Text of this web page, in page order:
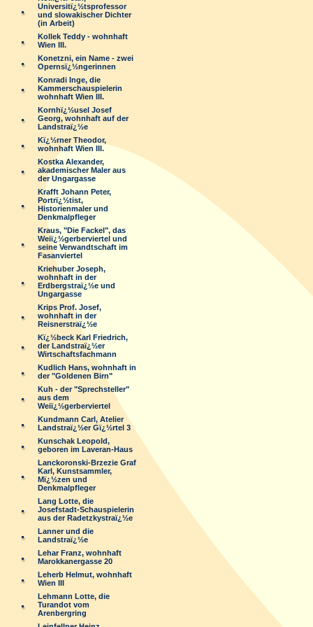
Universitï¿½tsprofessor
und slowakischer Dichter
(in Arbeit)
Kollek Teddy - wohnhaft
Wien III.
Konetzni, ein Name - zwei
Opernsï¿½ngerinnen
Konradi Inge, die
Kammerschauspielerin
wohnhaft Wien III.
Kornhï¿½usel Josef
Georg, wohnhaft auf der
Landstraï¿½e
Kï¿½rner Theodor,
wohnhaft Wien III.
Kostka Alexander,
akademischer Maler aus
der Ungargasse
Krafft Johann Peter,
Portrï¿½tist,
Historienmaler und
Denkmalpfleger
Kraus, "Die Fackel", das
Weiï¿½gerberviertel und
seine Verwandtschaft im
Fasanviertel
Kriehuber Joseph,
wohnhaft in der
Erdbergstraï¿½e und
Ungargasse
Krips Prof. Josef,
wohnhaft in der
Reisnerstraï¿½e
Kï¿½beck Karl Friedrich,
der Landstraï¿½er
Wirtschaftsfachmann
Kudlich Hans, wohnhaft in
der "Goldenen Birn"
Kuh - der "Sprechsteller"
aus dem
Weiï¿½gerberviertel
Kundmann Carl, Atelier
Landstraï¿½er Gï¿½rtel 3
Kunschak Leopold,
geboren im Laveran-Haus
Lanckoronski-Brzezie Graf
Karl, Kunstsammler,
Mï¿½zen und
Denkmalpfleger
Lang Lotte, die
Josefstadt-Schauspielerin
aus der Radetzkystraï¿½e
Lanner und die
Landstraï¿½e
Lehar Franz, wohnhaft
Marokkanergasse 20
Leherb Helmut, wohnhaft
Wien III
Lehmann Lotte, die
Turandot vom
Arenbergring